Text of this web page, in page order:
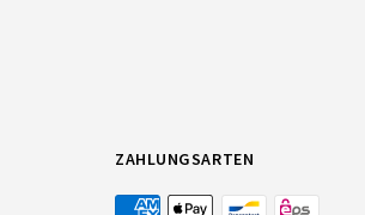
ZAHLUNGSARTEN